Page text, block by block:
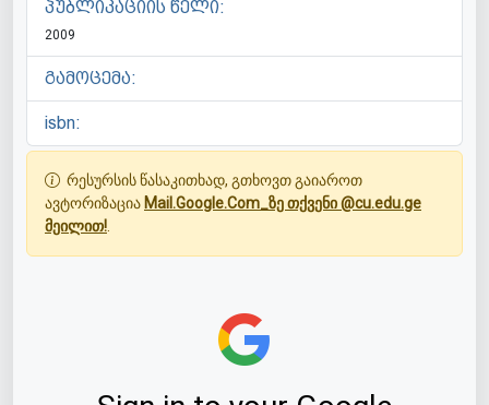
პუბლიკაციის წელი:
2009
გამოცემა:
isbn:
რესურსის წასაკითხად, გთხოვთ გაიაროთ
ავტორიზაცია Mail.Google.Com_ზე თქვენი @cu.edu.ge
მეილით!